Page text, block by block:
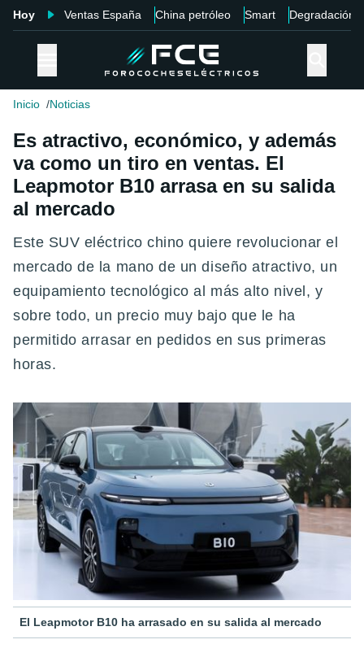
Hoy Ventas España China petróleo Smart Degradación
Inicio Noticias
Es atractivo, económico, y además
va como un tiro en ventas. El
Leapmotor B10 arrasa en su salida
al mercado
Este SUV eléctrico chino quiere revolucionar el
mercado de la mano de un diseño atractivo, un
equipamiento tecnológico al más alto nivel, y
sobre todo, un precio muy bajo que le ha
permitido arrasar en pedidos en sus primeras
horas.
El Leapmotor B10 ha arrasado en su salida al mercado